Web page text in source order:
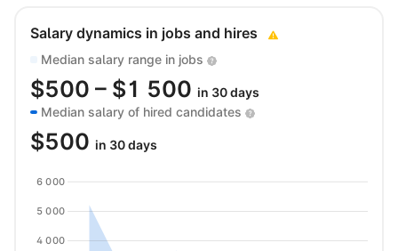
Salary dynamics in jobs and hires
Median salary range in jobs
$500 – $1 500 in 30 days
Median salary of hired candidates
$500 in 30 days
4 000
5 000
6 000